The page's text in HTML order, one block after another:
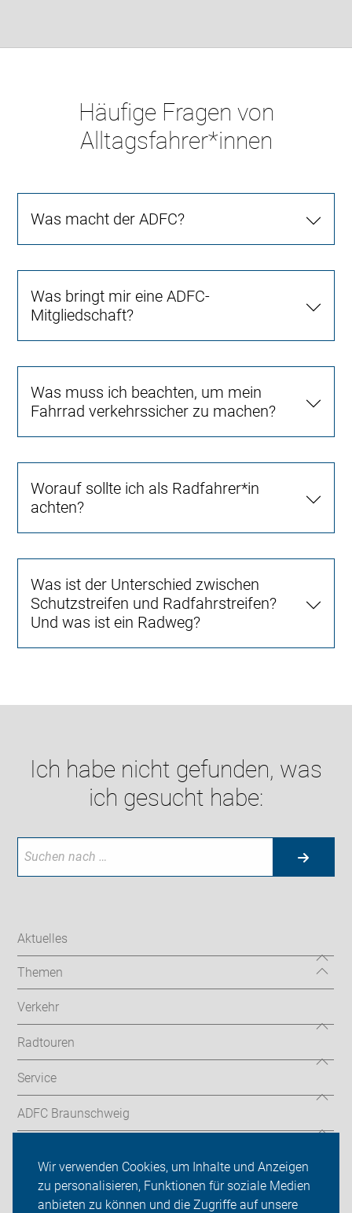
Wir verwenden Cookies, um Inhalte und Anzeigen
zu personalisieren, Funktionen für soziale Medien
anbieten zu können und die Zugriffe auf unsere
Häufige Fragen von
Alltagsfahrer*innen
Was macht der ADFC?
Was bringt mir eine ADFC-
Mitgliedschaft?
Was muss ich beachten, um mein
Fahrrad verkehrssicher zu machen?
Worauf sollte ich als Radfahrer*in
achten?
Was ist der Unterschied zwischen
Schutzstreifen und Radfahrstreifen?
Und was ist ein Radweg?
Ich habe nicht gefunden, was
ich gesucht habe:
Aktuelles
Themen
Verkehr
Radtouren
Service
ADFC Braunschweig
Presse